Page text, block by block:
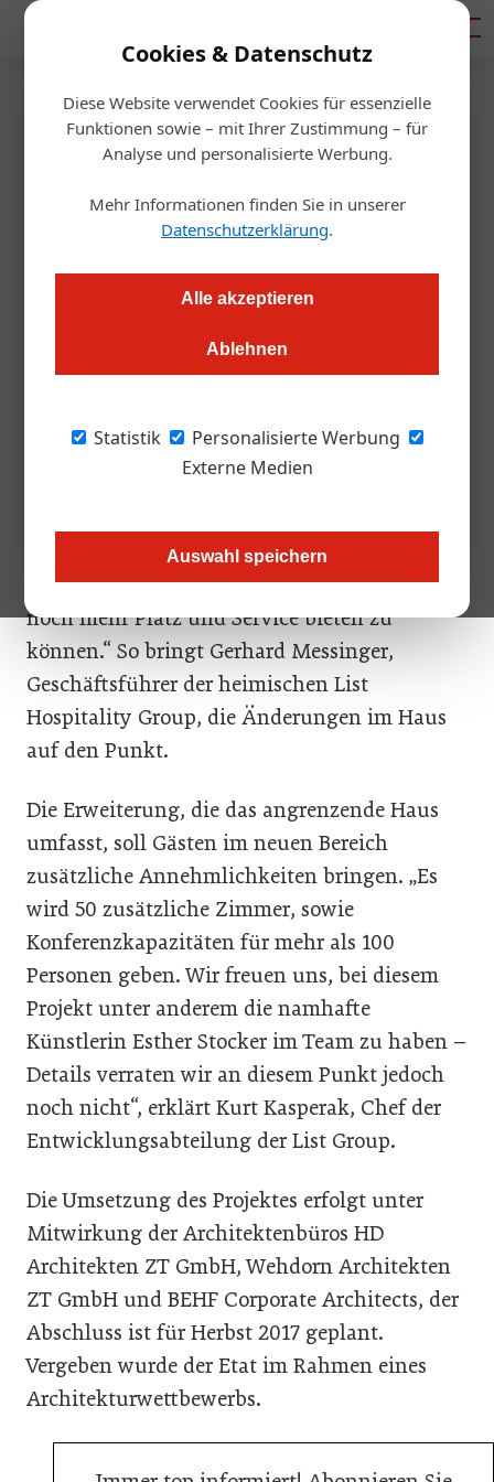
Cookies & Datenschutz
Diese Website verwendet Cookies für essenzielle
Funktionen sowie – mit Ihrer Zustimmung – für
Analyse und personalisierte Werbung.
Mehr Informationen finden Sie in unserer
Datenschutzerklärung.
Alle akzeptieren
Ablehnen
Statistik
Personalisierte Werbung
Externe Medien
Auswahl speichern
Startseite/Gastro & Hotel
Wien: Das Triest wird größer
Alexander Grübling 09.05.2016, 10:19 Uhr
Die Erweiterung umfasst das angrenzende Haus. Das Hotel
Hauses. Das Hotel Das Triest verbindet die
Anforderungen. Nun wird die Gelegenheit
genützt, durch eine Erweiterung den Gästen
noch mehr Platz und Service bieten zu
können.“ So bringt Gerhard Messinger,
Geschäftsführer der heimischen List
Hospitality Group, die Änderungen im Haus
auf den Punkt.
Die Erweiterung, die das angrenzende Haus
umfasst, soll Gästen im neuen Bereich
zusätzliche Annehmlichkeiten bringen. „Es
wird 50 zusätzliche Zimmer, sowie
Konferenzkapazitäten für mehr als 100
Personen geben. Wir freuen uns, bei diesem
Projekt unter anderem die namhafte
Künstlerin Esther Stocker im Team zu haben –
Details verraten wir an diesem Punkt jedoch
noch nicht“, erklärt Kurt Kasperak, Chef der
Entwicklungsabteilung der List Group.
Die Umsetzung des Projektes erfolgt unter
Mitwirkung der Architektenbüros HD
Architekten ZT GmbH, Wehdorn Architekten
ZT GmbH und BEHF Corporate Architects, der
Abschluss ist für Herbst 2017 geplant.
Vergeben wurde der Etat im Rahmen eines
Architekturwettbewerbs.